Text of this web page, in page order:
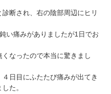
断され、右の陰部周辺にヒリ
い痛みがありましたが1日でお
なったので本当に驚きまし
日目にふたたび痛みが出てき
た。